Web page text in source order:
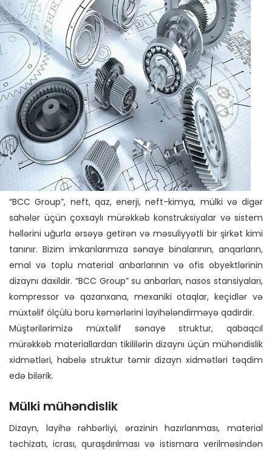
“BCC Group”, neft, qaz, enerji, neft-kimya, mülki və digər
sahələr üçün çoxsaylı mürəkkəb konstruksiyalar və sistem
həllərini uğurla ərsəyə getirən və məsuliyyətli bir şirkət kimi
tanınır. Bizim imkanlarımıza sənaye binalarının, anqarların,
emal və toplu material anbarlarının və ofis obyektlərinin
dizaynı daxildir. “BCC Group” su anbarları, nasos stansiyaları,
kompressor və qazanxana, mexaniki otaqlar, keçidlər və
müxtəlif ölçülü boru kəmərlərini layihələndirməyə qadirdir.
Müştərilərimizə müxtəlif sənaye struktur, qabaqcıl
mürəkkəb materiallardan tikililərin dizaynı üçün mühəndislik
xidmətləri, habelə struktur təmir dizayn xidmətləri təqdim
edə bilərik.
Mülki mühəndislik
Dizayn, layihə rəhbərliyi, ərazinin hazırlanması, material
təchizatı, icrası, quraşdırılması və istismara verilməsindən